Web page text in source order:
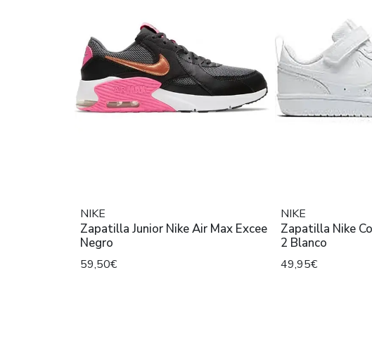
NIKE
Zapatilla Junior Nike Air Max Excee
Negro
59,50€
NIKE
Zapatilla Nike
2 Blanco
49,95€